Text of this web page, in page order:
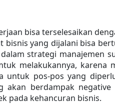
bisa terselesaikan
bisnis yang dijalani bisa
strategi manajemen
melakukannya, karena
pos-pos yang
akan berdampak negative
pada kehancuran bisnis.